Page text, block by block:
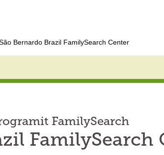
Bernardo Brazil FamilySearch Center
FamilySearch
FamilySearch